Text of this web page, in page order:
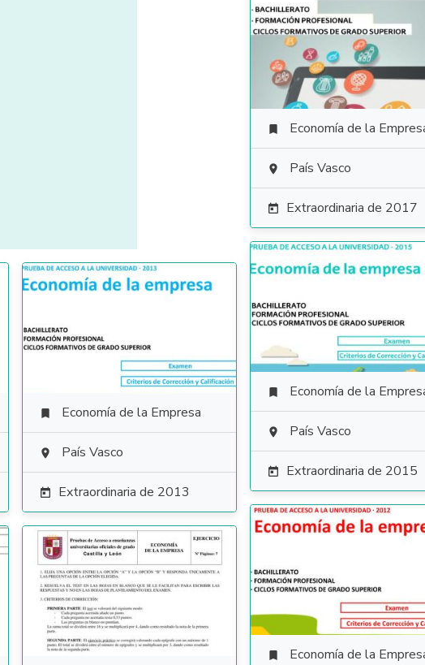
 Economía de la
 País Vasco
 Extraordinaria de 2017
 Economía de la
 País Vasco
 Extraordinaria de 2015
 Economía de la Empresa
 País Vasco
 Extraordinaria de 2013
 Economía de la